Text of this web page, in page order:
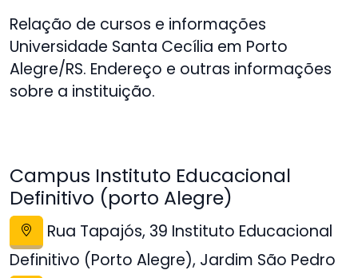
Relação de cursos e informações
Universidade Santa Cecília em Porto
Alegre/RS. Endereço e outras informações
sobre a instituição.
Campus Instituto Educacional
Definitivo (porto Alegre)
Rua Tapajós, 39 Instituto Educacional
Definitivo (Porto Alegre), Jardim São Pedro